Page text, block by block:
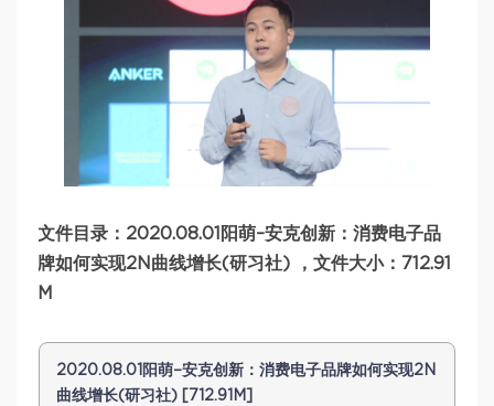
文件目录：2020.08.01阳萌–安克创新：消费电子品
牌如何实现2N曲线增长(研习社) ，文件大小：712.91
M
2020.08.01阳萌–安克创新：消费电子品牌如何实现2N
曲线增长(研习社) [712.91M]